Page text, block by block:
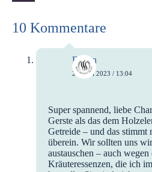
10 Kommentare
Evelin
25. Juni 2023 / 13:04
Super spannend, liebe
Gerste als das dem
Getreide – und das stimmt
überein. Wir sollten uns
austauschen – auch
Kräuteressenzen, die ich